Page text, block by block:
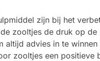
zijn bij het
zooltjes de druk op
altijd advies in te
zooltjes een